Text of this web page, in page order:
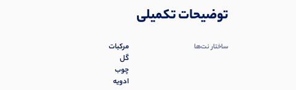
توضیحات تکمیلی
ساختار نت‌ها
مرکبات
گل
چوب
ادویه